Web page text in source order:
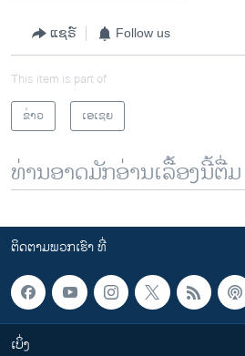
ແຊຣ໌ Follow us
This item is part of
ຂ່າວ
ເອເຊຍ
ທ່ານອາດມັກອ່ານເລື້ອງນີ້ຕື່ມ
ຕິດຕາມພວກເຮົາ ທີ່
ເບິ່ງ